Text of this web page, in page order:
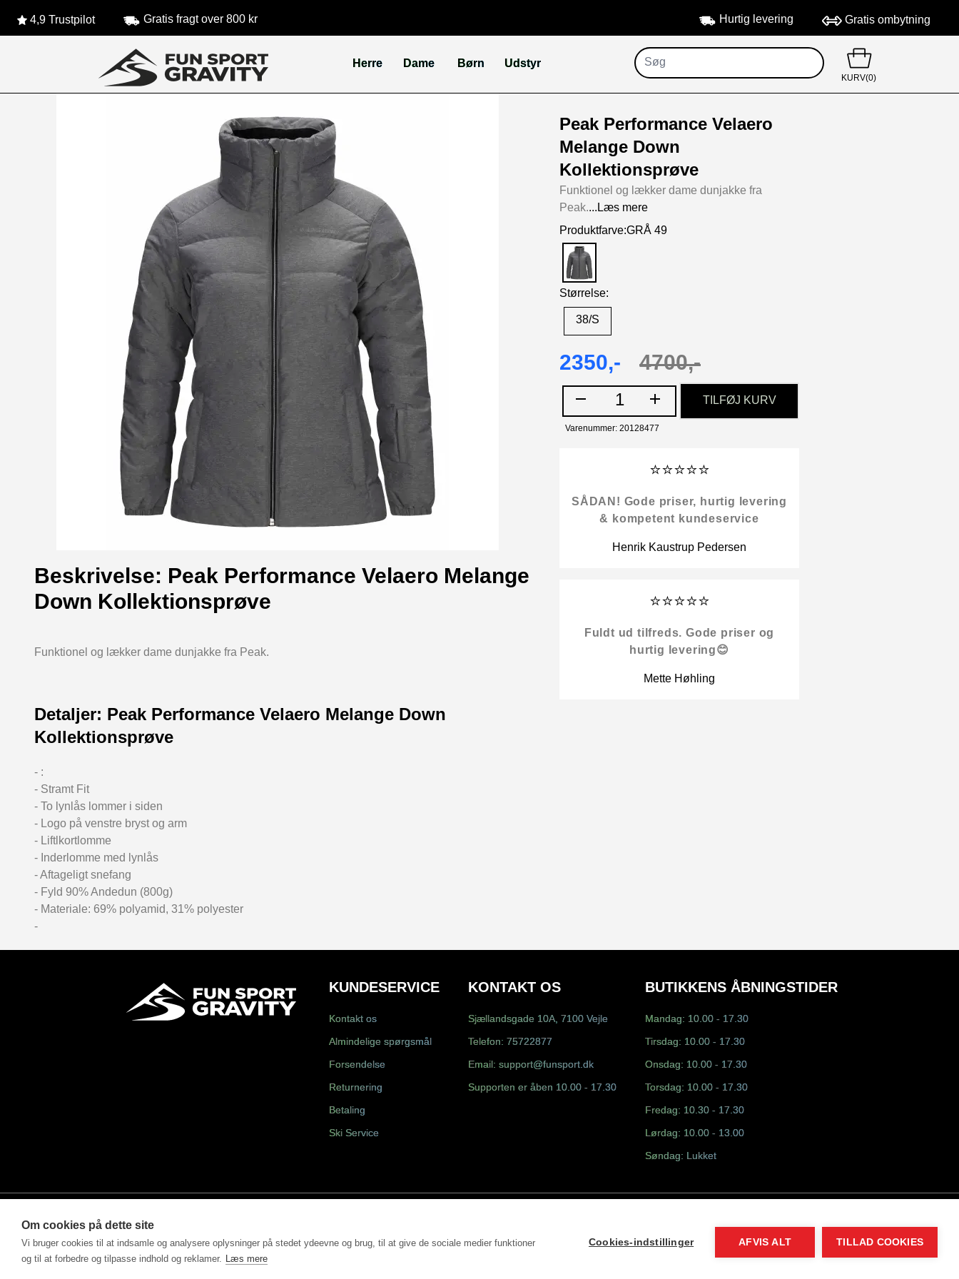
4,9 Trustpilot Gratis fragt over 800 kr Hurtig levering Gratis ombytning
Herre Dame Børn Udstyr
KURV(0)
Peak Performance Velaero
Melange Down
Kollektionsprøve
Funktionel og lækker dame dunjakke fra
Peak....Læs mere
Produktfarve:GRÅ 49
Størrelse:
38/S
2350,- 4700,-
1 TILFØJ KURV
Varenummer: 20128477
⭐⭐⭐⭐⭐
SÅDAN! Gode priser, hurtig levering
& kompetent kundeservice
Henrik Kaustrup Pedersen
⭐⭐⭐⭐⭐
Fuldt ud tilfreds. Gode priser og
hurtig levering😊
Mette Høhling
Beskrivelse: Peak Performance Velaero Melange
Down Kollektionsprøve
Funktionel og lækker dame dunjakke fra Peak.
Detaljer: Peak Performance Velaero Melange Down
Kollektionsprøve
- :
- Stramt Fit
- To lynlås lommer i siden
- Logo på venstre bryst og arm
- Liftlkortlomme
- Inderlomme med lynlås
- Aftageligt snefang
- Fyld 90% Andedun (800g)
- Materiale: 69% polyamid, 31% polyester
-
KUNDESERVICE
Kontakt os
Almindelige spørgsmål
Forsendelse
Returnering
Betaling
Ski Service
KONTAKT OS
Sjællandsgade 10A, 7100 Vejle
Telefon: 75722877
Email: support@funsport.dk
Supporten er åben 10.00 - 17.30
BUTIKKENS ÅBNINGSTIDER
Mandag: 10.00 - 17.30
Tirsdag: 10.00 - 17.30
Onsdag: 10.00 - 17.30
Torsdag: 10.00 - 17.30
Fredag: 10.30 - 17.30
Lørdag: 10.00 - 13.00
Søndag: Lukket
©2025 - Fun Sport ApS drevet af MM Sports Trading ApS DK31498228
Om cookies på dette site
Vi bruger cookies til at indsamle og analysere oplysninger på stedet ydeevne og brug, til at give de sociale medier funktioner
og til at forbedre og tilpasse indhold og reklamer. Læs mere
Cookies-indstillinger AFVIS ALT TILLAD COOKIES